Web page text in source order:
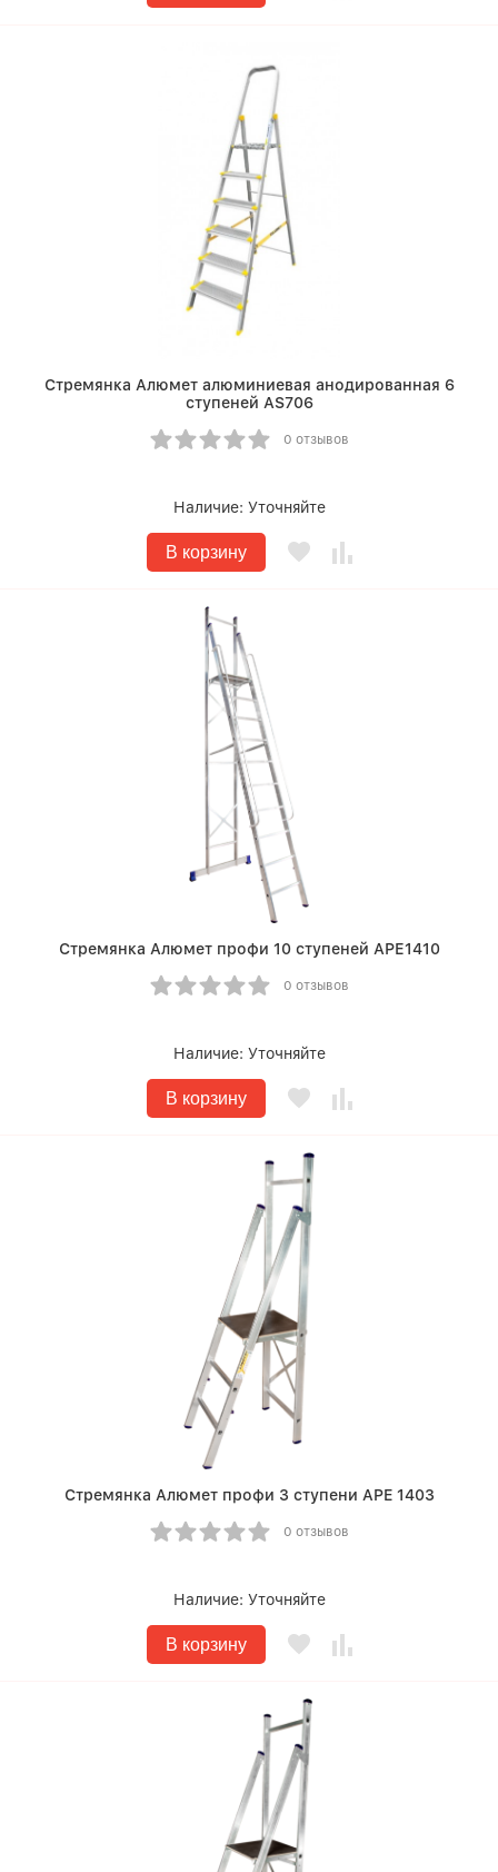
Стремянка Алюмет алюминиевая анодированная 6
ступеней АS706
0 отзывов
Наличие: Уточняйте
В корзину
Стремянка Алюмет профи 10 ступеней АРЕ1410
0 отзывов
Наличие: Уточняйте
В корзину
Стремянка Алюмет профи 3 ступени APE 1403
0 отзывов
Наличие: Уточняйте
В корзину